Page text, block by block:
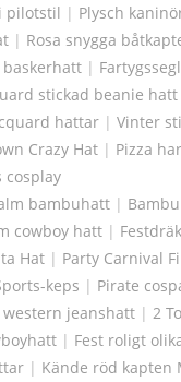
pilotstil | Plysch
| Rosa snygga
|
stickad beanie hatt
hattar | Vinter
Crazy Hat | Pizza har
cosplay
bambuhatt |
cowboy hatt |
Hat | Party Carnival
keps | Pirate
jeanshatt | 2
| Fest roligt
| Kände röd